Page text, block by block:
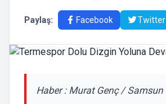
Paylaş: Facebook Twitter
Haber : Murat Genç / Samsun